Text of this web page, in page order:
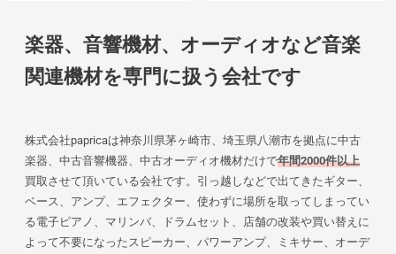
楽器、音響機材、オーディオなど音楽
関連機材を専門に扱う会社です
株式会社papricaは神奈川県茅ヶ崎市、埼玉県八潮市を拠点に中古
楽器、中古音響機器、中古オーディオ機材だけで年間2000件以上
買取させて頂いている会社です。引っ越しなどで出てきたギター、
ベース、アンプ、エフェクター、使わずに場所を取ってしまってい
る電子ピアノ、マリンバ、ドラムセット、店舗の改装や買い替えに
よって不要になったスピーカー、パワーアンプ、ミキサー、オーデ